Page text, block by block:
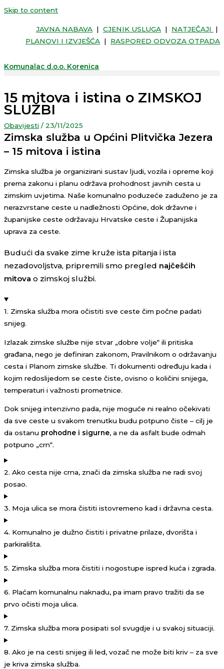
Skip to content
JAVNA NABAVA | CJENIK USLUGA | NATJEČAJI
|
PLANOVI I IZVJEŠĆA | RASPORED ODVOZA OTPADA
Komunalac d.o.o. Korenica
15 mitova i istina o ZIMSKOJ
SLUŽBI
Obavijesti / 23/11/2025
Zimska služba u Općini Plitvička Jezera
– 15 mitova i istina
Zimska služba je organizirani sustav ljudi, vozila i opreme koji
prema zakonu i planu održava prohodnost javnih cesta u
zimskim uvjetima. Naše komunalno poduzeće zaduženo je za
nerazvrstane ceste u nadležnosti Općine, dok državne i
županijske ceste održavaju Hrvatske ceste i Županijska
uprava za ceste.
Budući da svake zime kruže ista pitanja i ista
nezadovoljstva, pripremili smo pregled najčešćih
mitova o zimskoj službi.
1. Zimska služba mora očistiti sve ceste čim počne padati
snijeg.
Izlazak zimske službe nije stvar „dobre volje“ ili pritiska
građana, nego je definiran zakonom, Pravilnikom o održavanju
cesta i Planom zimske službe. Ti dokumenti određuju kada i
kojim redoslijedom se ceste čiste, ovisno o količini snijega,
temperaturi i važnosti prometnice.
Dok snijeg intenzivno pada, nije moguće ni realno očekivati
da sve ceste u svakom trenutku budu potpuno čiste – cilj je
da ostanu prohodne i sigurne, a ne da asfalt bude odmah
potpuno „crn“.
2. Ako cesta nije crna, znači da zimska služba ne radi svoj
posao.
3. Moja ulica se mora čistiti istovremeno kad i državna cesta.
4. Komunalno je dužno čistiti i privatne prilaze, dvorišta i
parkirališta.
5. Zimska služba mora čistiti i nogostupe ispred kuća i zgrada.
6. Plaćam komunalnu naknadu, pa imam pravo tražiti da se
prvo očisti moja ulica.
7. Zimska služba mora posipati sol svugdje i u svakoj situaciji.
8. Ako je na cesti snijeg ili led, vozač ne može biti kriv – za sve
je kriva zimska služba.